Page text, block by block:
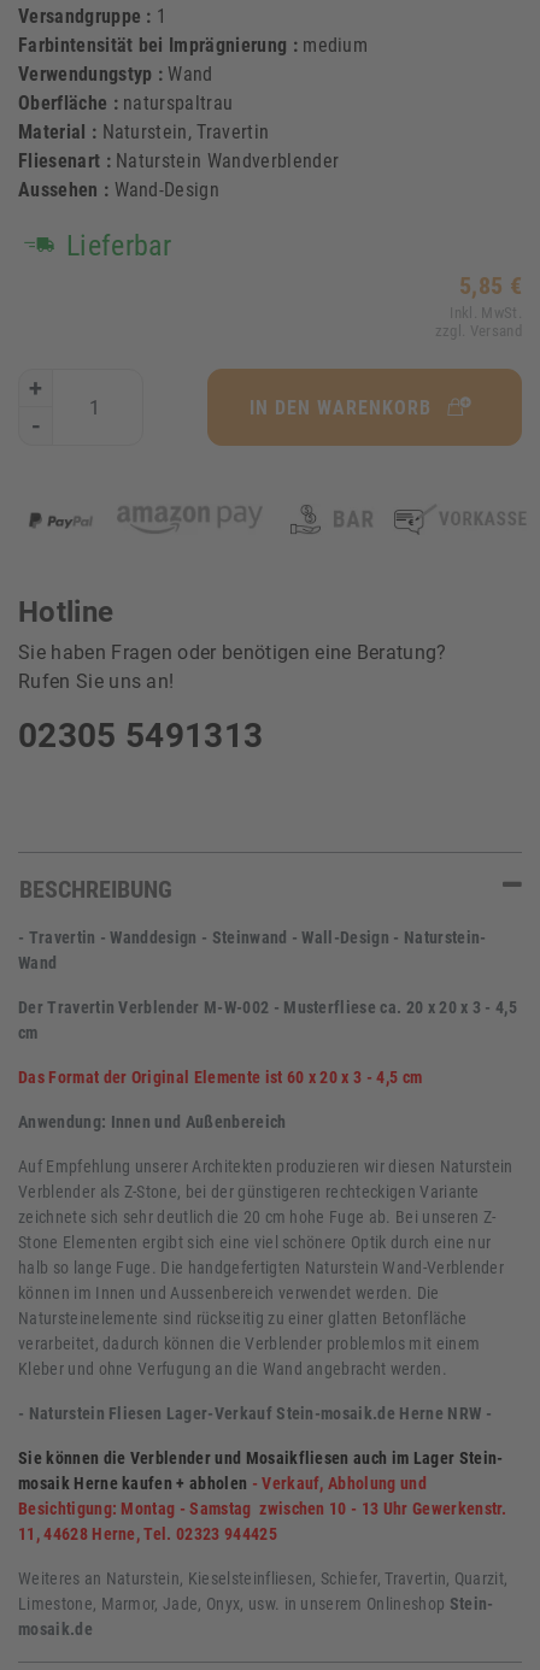
Versandgruppe : 1
Farbintensität bei Imprägnierung : medium
Verwendungstyp :Wand
Oberfläche : naturspaltrau
Material : Naturstein, Travertin
Fliesenart : Naturstein Wandverblender
Aussehen : Wand-Design
Lieferbar
5,85 €
Inkl. MwSt.
zzgl. Versand
+
-
IN DEN WARENKORB
Hotline
Sie haben Fragen oder benötigen eine Beratung?
Rufen Sie uns an!
02305 5491313
BESCHREIBUNG
- Travertin - Wanddesign - Steinwand - Wall-Design - Naturstein-
Wand
Der Travertin Verblender M-W-002 - Musterfliese ca. 20 x 20 x 3 - 4,5
cm
Das Format der Original Elemente ist 60 x 20 x 3 - 4,5 cm
Anwendung: Innen und Außenbereich
Auf Empfehlung unserer Architekten produzieren wir diesen Naturstein
Verblender als Z-Stone, bei der günstigeren rechteckigen Variante
zeichnete sich sehr deutlich die 20 cm hohe Fuge ab. Bei unseren Z-
Stone Elementen ergibt sich eine viel schönere Optik durch eine nur
halb so lange Fuge. Die handgefertigten Naturstein Wand-Verblender
können im Innen und Aussenbereich verwendet werden. Die
Natursteinelemente sind rückseitig zu einer glatten Betonfläche
verarbeitet, dadurch können die Verblender problemlos mit einem
Kleber und ohne Verfugung an die Wand angebracht werden.
- Naturstein Fliesen Lager-Verkauf Stein-mosaik.de Herne NRW -
Sie können die Verblender und Mosaikfliesen auch im Lager Stein-
mosaik Herne kaufen + abholen -Verkauf, Abholung und
Besichtigung: Montag - Samstag zwischen 10 - 13 Uhr Gewerkenstr.
11, 44628 Herne, Tel. 02323 944425
Weiteres an Naturstein, Kieselsteinfliesen, Schiefer, Travertin, Quarzit,
Limestone, Marmor, Jade, Onyx, usw. in unserem Onlineshop Stein-
mosaik.de